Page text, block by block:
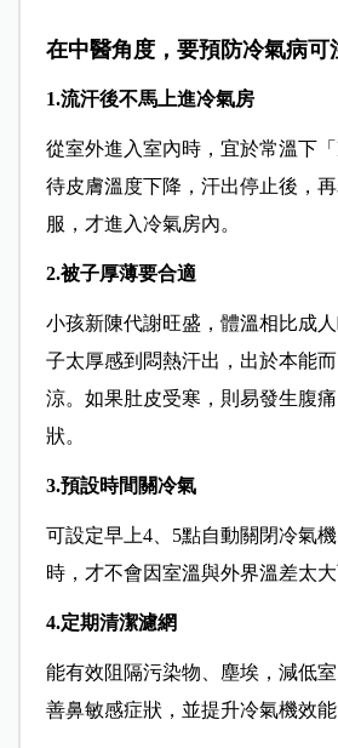
在中醫角度，要預防冷氣病可
1.流汗後不馬上進冷氣房
從室外進入室內時，宜於常溫下「
待皮膚溫度下降，汗出停止後，
服，才進入冷氣房內。
2.被子厚薄要合適
小孩新陳代謝旺盛，體溫相比成
子太厚感到悶熱汗出，出於本能
涼。如果肚皮受寒，則易發生腹
狀。
3.預設時間關冷氣
可設定早上4、5點自動關閉冷氣
時，才不會因室溫與外界溫差太大
4.定期清潔濾網
能有效阻隔污染物、塵埃，減低
善鼻敏感症狀，並提升冷氣機效能